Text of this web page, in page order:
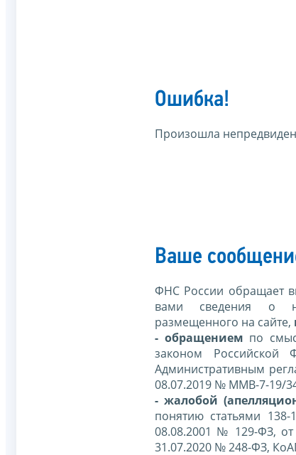
Ошибка!
Произошла
Ваше
ФНС России обращает
вами сведения о
размещенного на сайте,
- обращением по
законом
Административным
08.07.2019 № ММВ-7-19/
- жалобой
понятию статьями
08.08.2001 № 129-ФЗ,
31.07.2020 № 248-ФЗ,